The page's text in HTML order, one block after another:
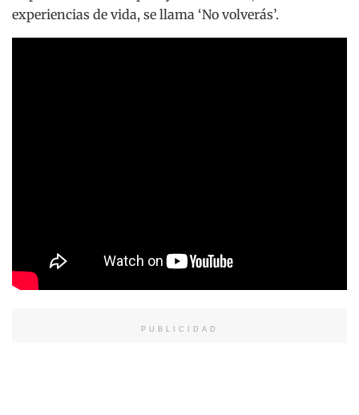
experiencias de vida, se llama ‘No volverás’.
PUBLICIDAD